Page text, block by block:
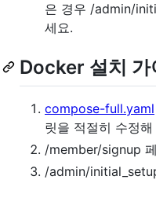
은 경우 /admin/
세요.
Docker 설치 가
compose-full.yaml
릿을 적절히 수정
/member/signup
/admin/